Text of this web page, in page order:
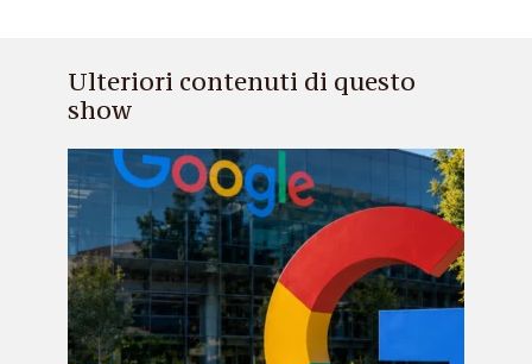
Ulteriori contenuti di questo
show